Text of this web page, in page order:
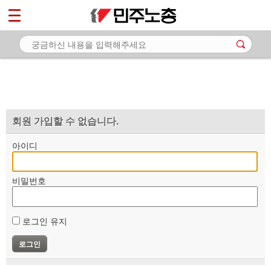
회원 가입할 수 없습니다.
아이디
비밀번호
로그인 유지
마이페이지
소개
자료
부설기관